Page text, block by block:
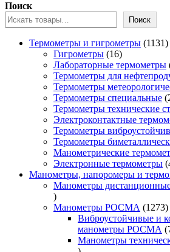
Поиск
Поиск
Термометры и гигрометры 1131
Гигрометры 1616
товаров
Лабораторные термометры
Термометры для
Термометры
Термометры специальные
Термометры технические
Электроконтактные
Термометры
Термометры
Манометрические
Электронные термометры
Манометры, напоромеры и
Манометры дистанционные
9
товаров
Манометры РОСМА 1273
Виброустойчивые и
манометры РОСМА
Манометры